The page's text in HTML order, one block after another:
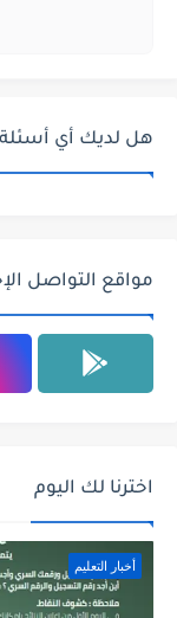
هل لديك أي
مواقع التواصل
اخترنا لك اليوم
أخبار التعليم